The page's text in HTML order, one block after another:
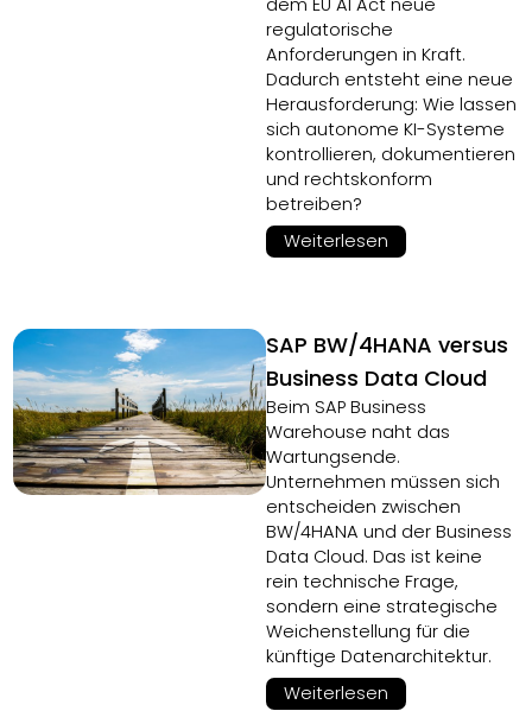
dem EU AI Act neue
regulatorische
Anforderungen in Kraft.
Dadurch entsteht eine neue
Herausforderung: Wie lassen
sich autonome KI-Systeme
kontrollieren, dokumentieren
und rechtskonform
betreiben?
Weiterlesen
SAP BW/4HANA versus
Business Data Cloud
Beim SAP Business
Warehouse naht das
Wartungsende.
Unternehmen müssen sich
entscheiden zwischen
BW/4HANA und der Business
Data Cloud. Das ist keine
rein technische Frage,
sondern eine strategische
Weichenstellung für die
künftige Datenarchitektur.
Weiterlesen